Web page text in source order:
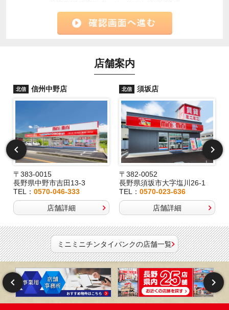
店舗案内
北信 信州中野店
〒383-0015
長野県中野市吉田13-3
TEL： 0570-046-333
店舗詳細
北信 須坂店
〒382-0052
長野県須坂市大字塩川26-1
TEL：0570-023-636
店舗詳細
ミニミニチンタイバンクの店舗一覧